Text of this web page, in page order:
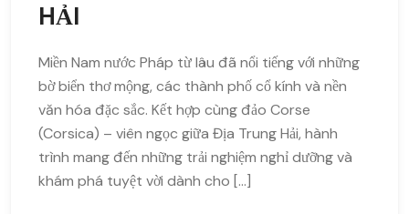
HẢI
Miền Nam nước Pháp từ lâu đã nổi tiếng với những
bờ biển thơ mộng, các thành phố cổ kính và nền
văn hóa đặc sắc. Kết hợp cùng đảo Corse
(Corsica) – viên ngọc giữa Địa Trung Hải, hành
trình mang đến những trải nghiệm nghỉ dưỡng và
khám phá tuyệt vời dành cho […]